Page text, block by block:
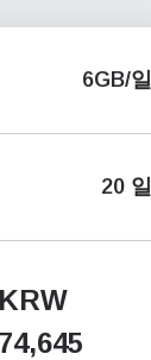
6GB/일
20 일
KRW
74,645